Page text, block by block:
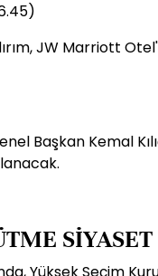
JW Marriott
Başkan Kemal
SİYASET